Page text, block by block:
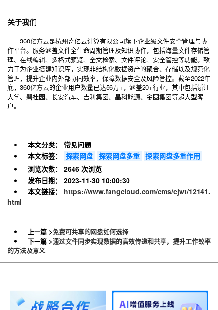
关于我们
360亿方云是杭州奇亿云计算有限公司旗下企业级文件安全管理与协
作平台。服务涵盖文件全生命周期管理及知识协作，包括海量文件存储管
理、在线编辑、多格式预览、全文检索、文件评论、安全管控等功能。致
力于为企业搭建知识库，实现非结构化数据资产的聚合、存储以及规范化
管理，提升企业内外部协同效率，保障数据安全及风险管控。截至2022年
底，360亿方云的企业用户数量已达56万+，涵盖20+行业，其中包括浙江
大学、碧桂园、长安汽车、吉利集团、晶科能源、金圆集团等超大型客
户。
本文分类：
常见问题
本文标签：
探索网盘 探索网盘多重 探索网盘多重作用
浏览次数：
2646 次浏览
发布日期：
2023-11-30 10:00:30
本文链接：
https://www.fangcloud.com/cms/cjwt/12141.
html
上一篇 >免费可共享的网盘如何选择
下一篇 >通过文件同步实现数据的高效传递和共享，提升工作效率
的方法及意义